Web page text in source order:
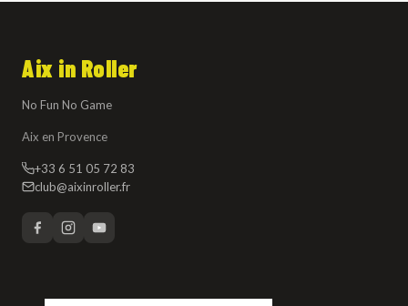
Aix in Roller
No Fun No Game
Aix en Provence
+33 6 51 05 72 83
club@aixinroller.fr